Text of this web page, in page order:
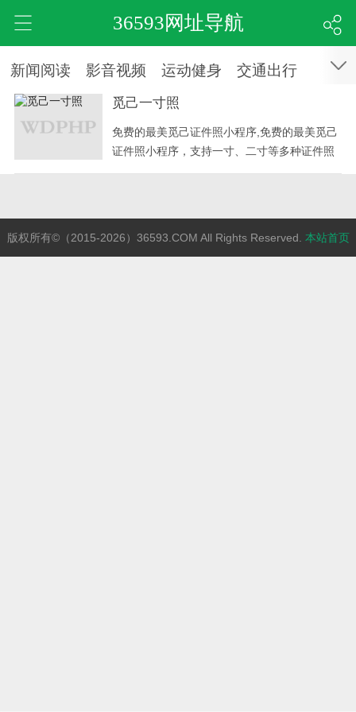
36593网址导航
新闻阅读 影音视频 运动健身 交通出行
觅己一寸照
免费的最美觅己证件照小程序,免费的最美觅己
证件照小程序，支持一寸、二寸等多种证件照
版权所有©（2015-2026）36593.COM All Rights Reserved. 本站首页